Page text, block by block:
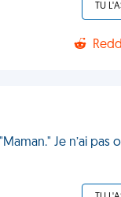
TU
Je n’ai pas